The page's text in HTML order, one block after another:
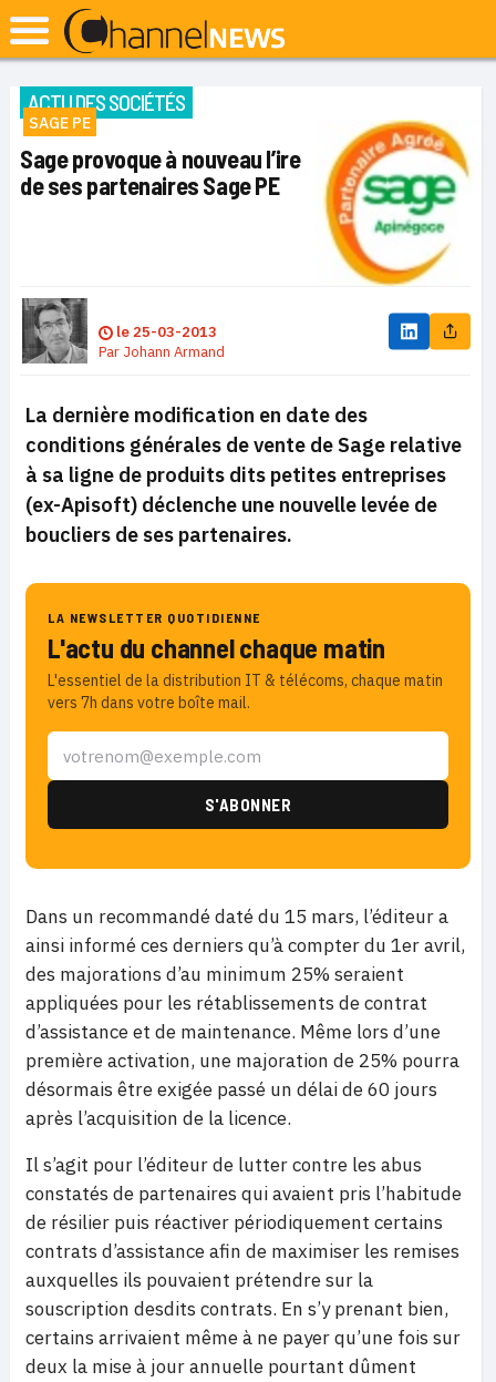
ACTU DES SOCIÉTÉS
SAGE PE
Sage provoque à nouveau l’ire
de ses partenaires Sage PE
le 25-03-2013
Par Johann Armand
La dernière modification en date des
conditions générales de vente de Sage relative
à sa ligne de produits dits petites entreprises
(ex-Apisoft) déclenche une nouvelle levée de
boucliers de ses partenaires.
LA NEWSLETTER QUOTIDIENNE
L'actu du channel chaque matin
L'essentiel de la distribution IT & télécoms, chaque matin
vers 7h dans votre boîte mail.
Dans un recommandé daté du 15 mars, l’éditeur a
ainsi informé ces derniers qu’à compter du 1er avril,
des majorations d’au minimum 25% seraient
appliquées pour les rétablissements de contrat
d’assistance et de maintenance. Même lors d’une
première activation, une majoration de 25% pourra
désormais être exigée passé un délai de 60 jours
après l’acquisition de la licence.
Il s’agit pour l’éditeur de lutter contre les abus
constatés de partenaires qui avaient pris l’habitude
de résilier puis réactiver périodiquement certains
contrats d’assistance afin de maximiser les remises
auxquelles ils pouvaient prétendre sur la
souscription desdits contrats. En s’y prenant bien,
certains arrivaient même à ne payer qu’une fois sur
deux la mise à jour annuelle pourtant dûment